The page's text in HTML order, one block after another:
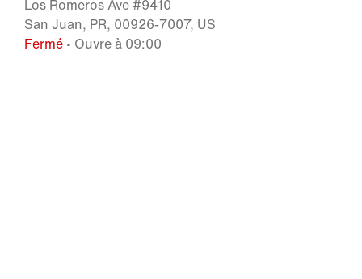
Los Romeros Ave #9410
San Juan, PR, 00926-7007, US
Fermé • Ouvre à 09:00